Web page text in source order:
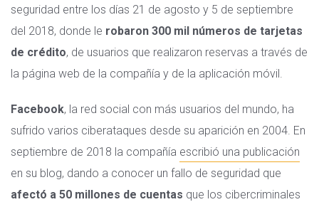
seguridad entre los días 21 de agosto y 5 de septiembre
del 2018, donde le robaron 300 mil números de tarjetas
de crédito, de usuarios que realizaron reservas a través de
la página web de la compañía y de la aplicación móvil.
Facebook, la red social con más usuarios del mundo, ha
sufrido varios ciberataques desde su aparición en 2004. En
septiembre de 2018 la compañía escribió una publicación
en su blog, dando a conocer un fallo de seguridad que
afectó a 50 millones de cuentas que los cibercriminales